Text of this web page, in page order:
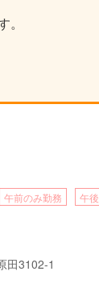
午前のみ勤務 午
田3102-1